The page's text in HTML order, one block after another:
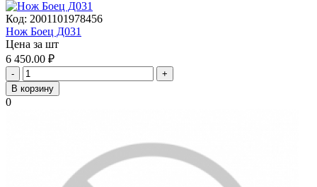
Код: 2001101978456
Нож Боец Д031
Цена за шт
6 450.00 ₽
-
+
В корзину
0